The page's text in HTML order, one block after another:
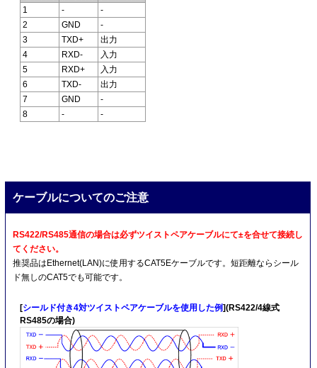
1
-
-
2
GND
-
3
TXD+
出力
4
RXD-
入力
5
RXD+
入力
6
TXD-
出力
7
GND
-
8
- -
ケーブルについてのご注意
RS422/RS485通信の場合は必ずツイストペアケーブルにて±を合せて接続し
てください。
推奨品はEthernet(LAN)に使用するCAT5Eケーブルです。短距離ならシール
ド無しのCAT5でも可能です。
[シールド付き4対ツイストペアケーブルを使用した例](RS422/4線式
RS485の場合)